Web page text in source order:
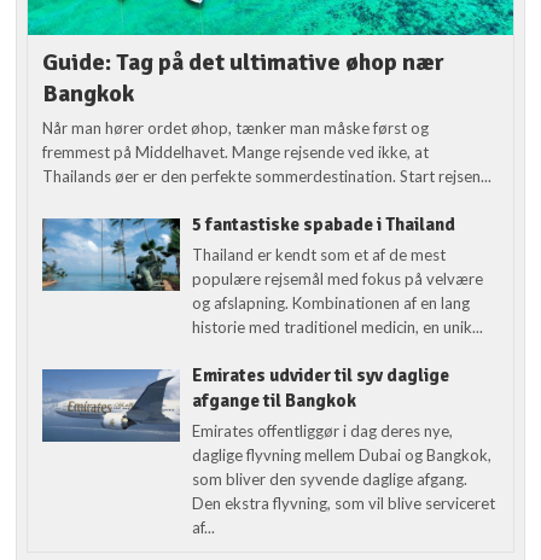
Guide: Tag på det ultimative øhop nær
Bangkok
Når man hører ordet øhop, tænker man måske først og
fremmest på Middelhavet. Mange rejsende ved ikke, at
Thailands øer er den perfekte sommerdestination. Start rejsen...
5 fantastiske spabade i Thailand
Thailand er kendt som et af de mest
populære rejsemål med fokus på velvære
og afslapning. Kombinationen af en lang
historie med traditionel medicin, en unik...
Emirates udvider til syv daglige
afgange til Bangkok
Emirates offentliggør i dag deres nye,
daglige flyvning mellem Dubai og Bangkok,
som bliver den syvende daglige afgang.
Den ekstra flyvning, som vil blive serviceret
af...